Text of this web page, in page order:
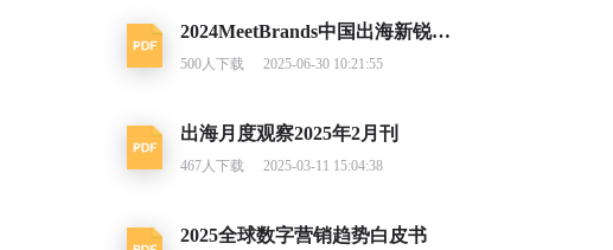
2024MeetBrands中国出海新锐消费品牌榜单报告
500人下载 2025-06-30 10:21:55
出海月度观察2025年2月刊
467人下载 2025-03-11 15:04:38
2025全球数字营销趋势白皮书